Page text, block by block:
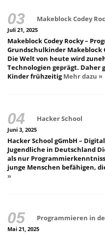
Makeblock Codey
Juli 21, 2025
Makeblock Codey Rocky –
Grundschulkinder Makeblock
Die Welt von heute wird
Technologien geprägt. Daher
Kinder frühzeitigMehr dazu »
Hacker School
Juni 3, 2025
Hacker School gGmbH –
Jugendliche in Deutschland
als nur
junge Menschen befähigen,
»
Programmieren in
Mai 21, 2025